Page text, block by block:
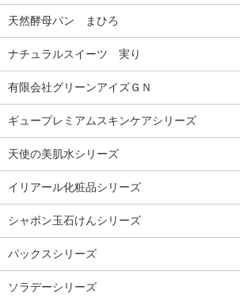
天然酵母パン まひろ
ナチュラルスイーツ 実り
有限会社グリーンアイズＧＮ
ギュープレミアムスキンケアシリーズ
天使の美肌水シリーズ
イリアール化粧品シリーズ
シャボン玉石けんシリーズ
パックスシリーズ
ソラデーシリーズ